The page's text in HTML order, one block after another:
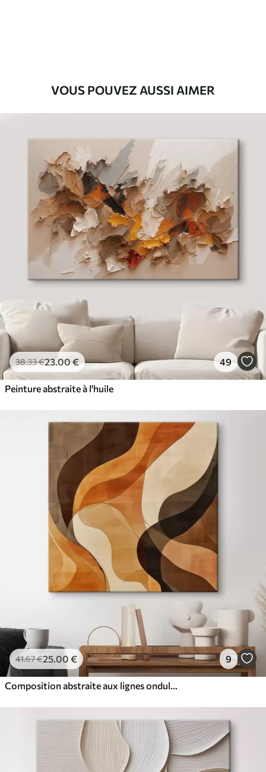
VOUS POUVEZ AUSSI AIMER
38.33€23.00€ 49
Peinture abstraite à l'huile
41.67€25.00 € 9
Composition abstraite aux lignes ondulées dynamiques, dans une palette de tons brun terre cuite